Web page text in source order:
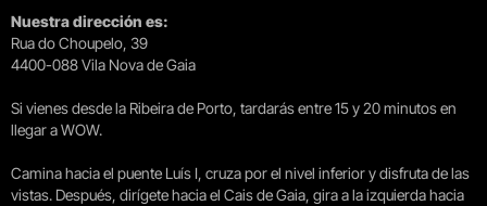
Nuestra dirección es:
Rua do Choupelo, 39
4400-088 Vila Nova de Gaia
Si vienes desde la Ribeira de Porto, tardarás entre 15 y 20 minutos en
llegar a WOW.
Camina hacia el puente Luís I, cruza por el nivel inferior y disfruta de las
vistas. Después, dirígete hacia el Cais de Gaia, gira a la izquierda hacia